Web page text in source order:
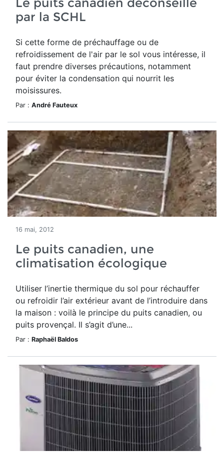
par la SCHL
Si cette forme de préchauffage ou de
refroidissement de l'air par le sol vous intéresse, il
faut prendre diverses précautions, notamment
pour éviter la condensation qui nourrit les
moisissures.
Par : André Fauteux
16 mai, 2012
Le puits canadien, une
climatisation écologique
Utiliser l’inertie thermique du sol pour réchauffer
ou refroidir l’air extérieur avant de l’introduire dans
la maison : voilà le principe du puits canadien, ou
puits provençal. Il s’agit d’une...
Par : Raphaël Baldos